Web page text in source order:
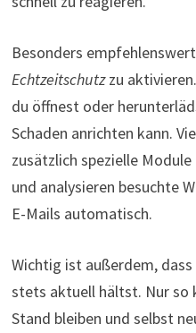
Besonders
Echtzeitschutzzu
du öffnest oder
Schaden anrichten kann.
zusätzlich spezielle
und analysieren besuchte
E-Mails automatisch.
Wichtig ist außerdem,
stets aktuell hältst. Nur so
Stand bleiben und selbst